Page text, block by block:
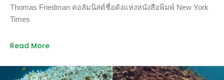
Thomas Friedman คอลัมนิสต์ชื่อดังแห่งหนังสือพิมพ์ New York
Times
Read More